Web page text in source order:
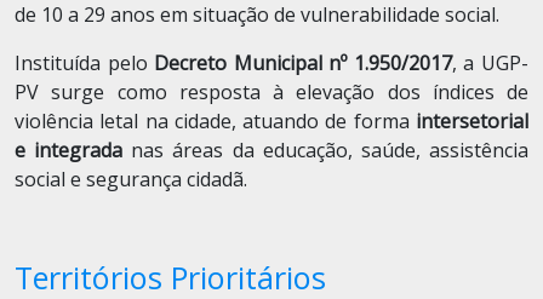
de 10 a 29 anos em situação de vulnerabilidade social.
Instituída pelo Decreto Municipal nº 1.950/2017, a UGP-
PV surge como resposta à elevação dos índices de
violência letal na cidade, atuando de forma intersetorial
e integrada nas áreas da educação, saúde, assistência
social e segurança cidadã.
Territórios Prioritários